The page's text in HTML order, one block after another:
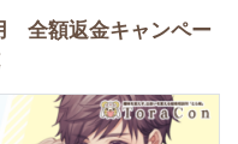
全額返金キャンペー